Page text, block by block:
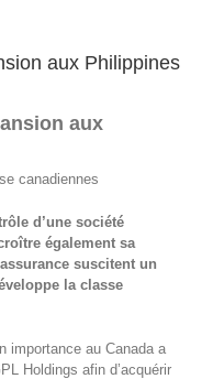
aux Philippines
aux
canadiennes
d’une société
également sa
suscitent un
la classe
importance au Canada a
Holdings afin d’acquérir